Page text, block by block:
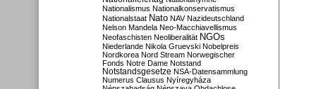
Nationalismus Nationalkonservatismus
Nationalstaat Nato NAV Nazideutschland
Nelson Mandela Neo-Macchiavellismus
Neofaschisten Neoliberalität NGOs
Niederlande Nikola Gruevski Nobelpreis
Nordkorea Nord Stream Norwegischer
Fonds Notre Dame Notstand
Notstandsgesetze NSA-Datensammlung
Numerus Clausus Nyíregyháza